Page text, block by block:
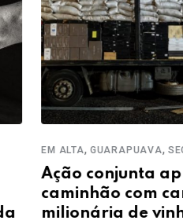
EM ALTA,GUARAPUAVA,
Ação conjunta
caminhão com carga
milionária de vinho